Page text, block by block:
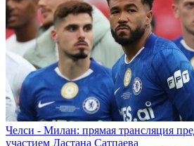
Челси - Милан: прямая трансляция
участием Дастана Сатпаева